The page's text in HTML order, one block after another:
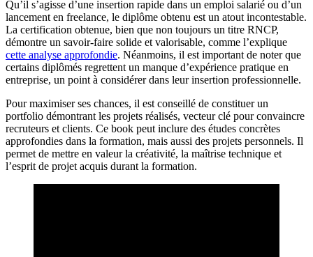
Qu’il s’agisse d’une insertion rapide dans un emploi salarié ou d’un
lancement en freelance, le diplôme obtenu est un atout incontestable.
La certification obtenue, bien que non toujours un titre RNCP,
démontre un savoir-faire solide et valorisable, comme l’explique
cette analyse approfondie. Néanmoins, il est important de noter que
certains diplômés regrettent un manque d’expérience pratique en
entreprise, un point à considérer dans leur insertion professionnelle.
Pour maximiser ses chances, il est conseillé de constituer un
portfolio démontrant les projets réalisés, vecteur clé pour convaincre
recruteurs et clients. Ce book peut inclure des études concrètes
approfondies dans la formation, mais aussi des projets personnels. Il
permet de mettre en valeur la créativité, la maîtrise technique et
l’esprit de projet acquis durant la formation.